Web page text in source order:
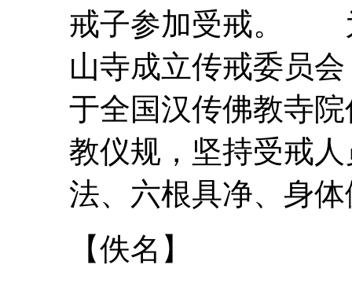
戒子参加受戒。
山寺成立传戒委员
于全国汉传佛教寺
教仪规，坚持受戒
法、六根具净、身
【佚名】